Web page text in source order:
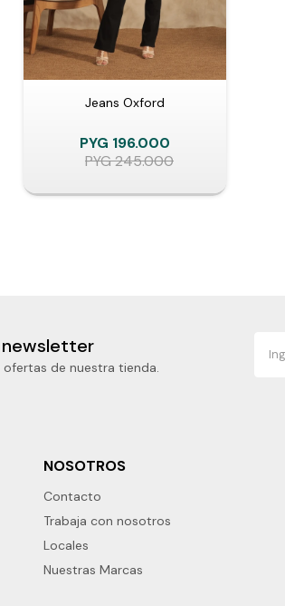
Jeans Oxford
PYG 196.000
PYG245.000
de nuestra tienda.
NOSOTROS
Contacto
Trabaja con nosotros
Locales
Nuestras Marcas